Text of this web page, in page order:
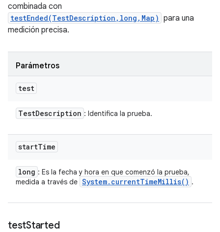
combinada con
testEnded(TestDescription,long,Map) para una
medición precisa.
Parámetros
test
TestDescription : Identifica la prueba.
startTime
long : Es la fecha y hora en que comenzó la prueba,
medida a través de System. currentTimeMillis( ) .
testStarted